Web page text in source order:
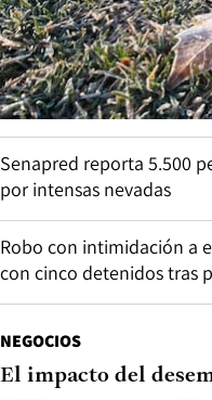
Senapred reporta 5.500
por intensas nevadas
Robo con intimidación a
con cinco detenidos tras
NEGOCIOS
El impacto del